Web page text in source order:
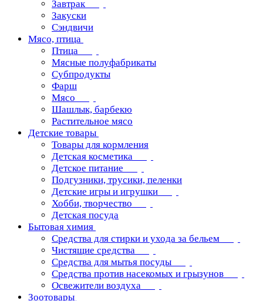
Завтрак
Закуски
Сэндвичи
Мясо, птица
Птица
Мясные полуфабрикаты
Субпродукты
Фарш
Мясо
Шашлык, барбекю
Растительное мясо
Детские товары
Товары для кормления
Детская косметика
Детское питание
Подгузники, трусики, пеленки
Детские игры и игрушки
Хобби, творчество
Детская посуда
Бытовая химия
Средства для стирки и ухода за бельем
Чистящие средства
Средства для мытья посуды
Средства против насекомых и грызунов
Освежители воздуха
Зоотовары